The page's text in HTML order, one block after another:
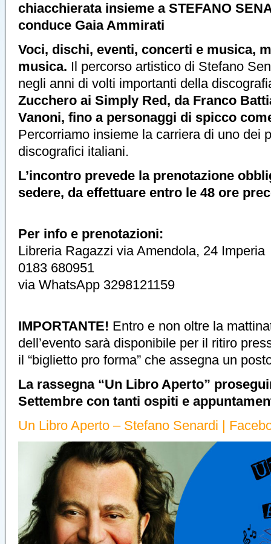
chiacchierata insieme a STEFANO
conduce Gaia Ammirati
Voci, dischi, eventi, concerti e musica,
musica. Il percorso artistico di Stefano
negli anni di volti importanti della
Zucchero ai Simply Red, da Franco
Vanoni, fino a personaggi di spicco
Percorriamo insieme la carriera di uno dei
discografici italiani.
L’incontro prevede la prenotazione
sedere, da effettuare entro le 48 ore
Per info e prenotazioni:
Libreria Ragazzi via Amendola, 24 Imperia
0183 680951
via WhatsApp 3298121159
IMPORTANTE! Entro e non oltre la
dell’evento sarà disponibile per il ritiro
il “biglietto pro forma” che assegna un
La rassegna “Un Libro Aperto”
Settembre con tanti ospiti e
Un Libro Aperto – Stefano Senardi |